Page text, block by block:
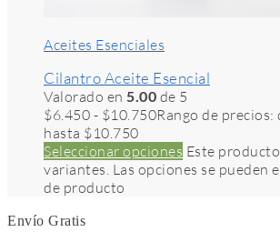
Aceites Esenciales
Cilantro Aceite Esencial
Valorado en 5.00 de 5
$6.450 - $10.750Rango de
hasta $10.750
Seleccionar opciones Este
variantes. Las opciones se pueden
de producto
Envío Gratis